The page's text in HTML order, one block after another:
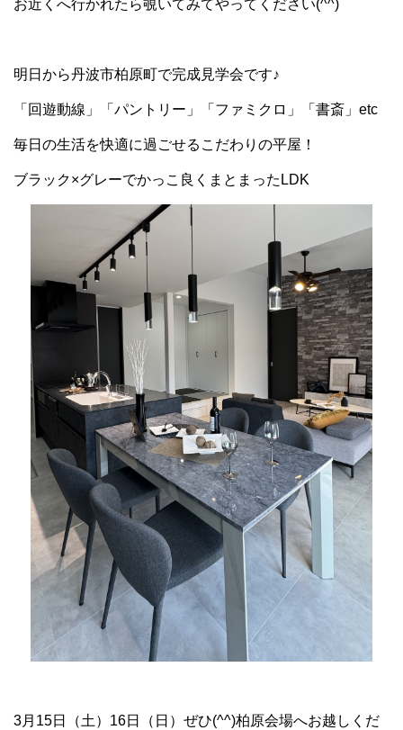
お近くへ行かれたら覗いてみてやってください(^^)
明日から丹波市柏原町で完成見学会です♪
「回遊動線」「パントリー」「ファミクロ」「書斎」etc
毎日の生活を快適に過ごせるこだわりの平屋！
ブラック×グレーでかっこ良くまとまったLDK
3月15日（土）16日（日）ぜひ(^^)柏原会場へお越しくだ